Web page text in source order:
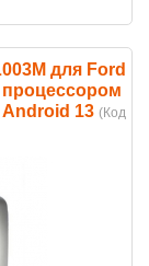
для Ford
процессором
13 (Код